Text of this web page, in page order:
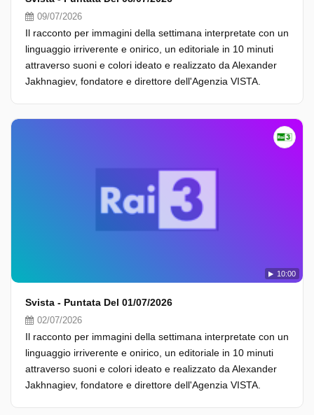
09/07/2026
Il racconto per immagini della settimana interpretate con un
linguaggio irriverente e onirico, un editoriale in 10 minuti
attraverso suoni e colori ideato e realizzato da Alexander
Jakhnagiev, fondatore e direttore dell'Agenzia VISTA.
10:00
Svista - Puntata Del 01/07/2026
02/07/2026
Il racconto per immagini della settimana interpretate con un
linguaggio irriverente e onirico, un editoriale in 10 minuti
attraverso suoni e colori ideato e realizzato da Alexander
Jakhnagiev, fondatore e direttore dell'Agenzia VISTA.